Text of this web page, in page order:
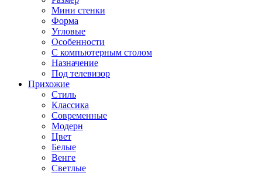
Мини стенки
Форма
Угловые
Особенности
С компьютерным столом
Назначение
Под телевизор
Прихожие
Стиль
Классика
Современные
Модерн
Цвет
Белые
Венге
Светлые